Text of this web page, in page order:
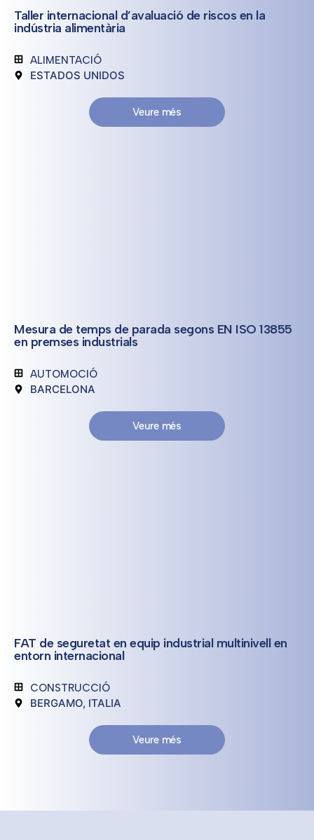
Taller internacional d’avaluació de riscos en la
indústria alimentària
ALIMENTACIÓ
ESTADOS UNIDOS
Veure més
Mesura de temps de parada segons EN ISO 13855
en premses industrials
AUTOMOCIÓ
BARCELONA
Veure més
FAT de seguretat en equip industrial multinivell en
entorn internacional
CONSTRUCCIÓ
BERGAMO, ITALIA
Veure més